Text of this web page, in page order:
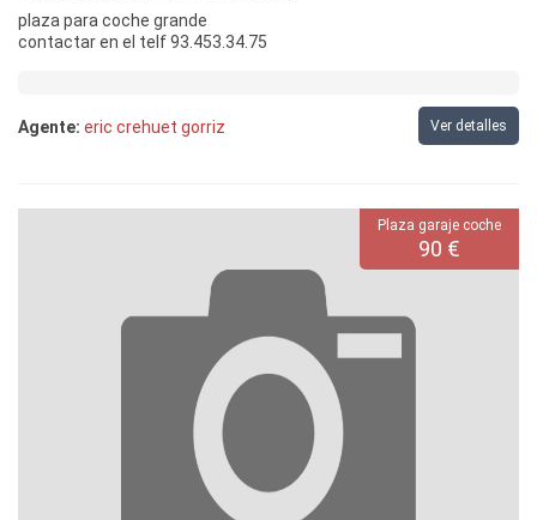
plaza para coche grande
contactar en el telf 93.453.34.75
Agente: eric crehuet gorriz Ver detalles
Plaza garaje coche
90 €